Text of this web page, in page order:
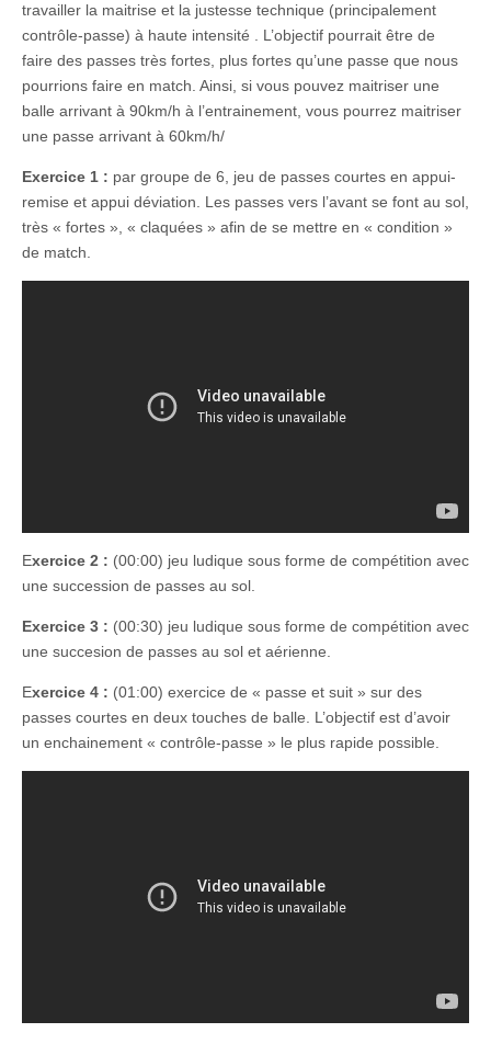
travailler la maitrise et la justesse technique (principalement
contrôle-passe) à haute intensité . L’objectif pourrait être de
faire des passes très fortes, plus fortes qu’une passe que nous
pourrions faire en match. Ainsi, si vous pouvez maitriser une
balle arrivant à 90km/h à l’entrainement, vous pourrez maitriser
une passe arrivant à 60km/h/
Exercice 1 : par groupe de 6, jeu de passes courtes en appui-
remise et appui déviation. Les passes vers l’avant se font au sol,
très « fortes », « claquées » afin de se mettre en « condition »
de match.
Exercice 2 : (00:00) jeu ludique sous forme de compétition avec
une succession de passes au sol.
Exercice 3 : (00:30) jeu ludique sous forme de compétition avec
une succesion de passes au sol et aérienne.
Exercice 4 : (01:00) exercice de « passe et suit » sur des
passes courtes en deux touches de balle. L’objectif est d’avoir
un enchainement « contrôle-passe » le plus rapide possible.